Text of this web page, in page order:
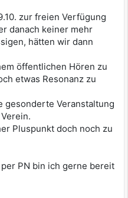
zur freien Verfügung
danach keiner mehr
hätten wir dann
öffentlichen Hören zu
etwas Resonanz zu
gesonderte Veranstaltung
Pluspunkt doch noch zu
PN bin ich gerne bereit